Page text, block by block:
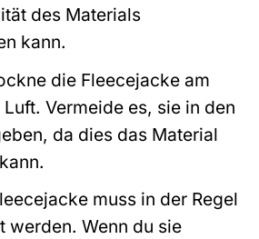
des Materials
kann.
die Fleecejacke am
Vermeide es, sie in den
da dies das Material
muss in der Regel
werden. Wenn du sie